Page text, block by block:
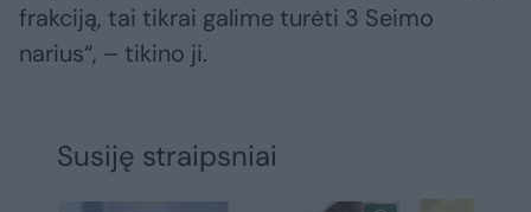
frakciją, tai tikrai galime turėti 3 Seimo
narius“, – tikino ji.
Susiję straipsniai